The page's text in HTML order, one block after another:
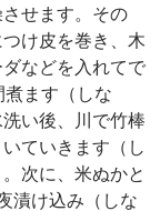
せます。その
け皮を巻き、木
などを入れてで
煮ます（しな
い後、川で竹棒
ていきます（し
次に、米ぬかと
漬け込み（しな